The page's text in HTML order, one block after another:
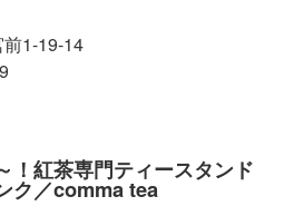
1-19-14
！紅茶専門ティースタンド
ク／comma tea